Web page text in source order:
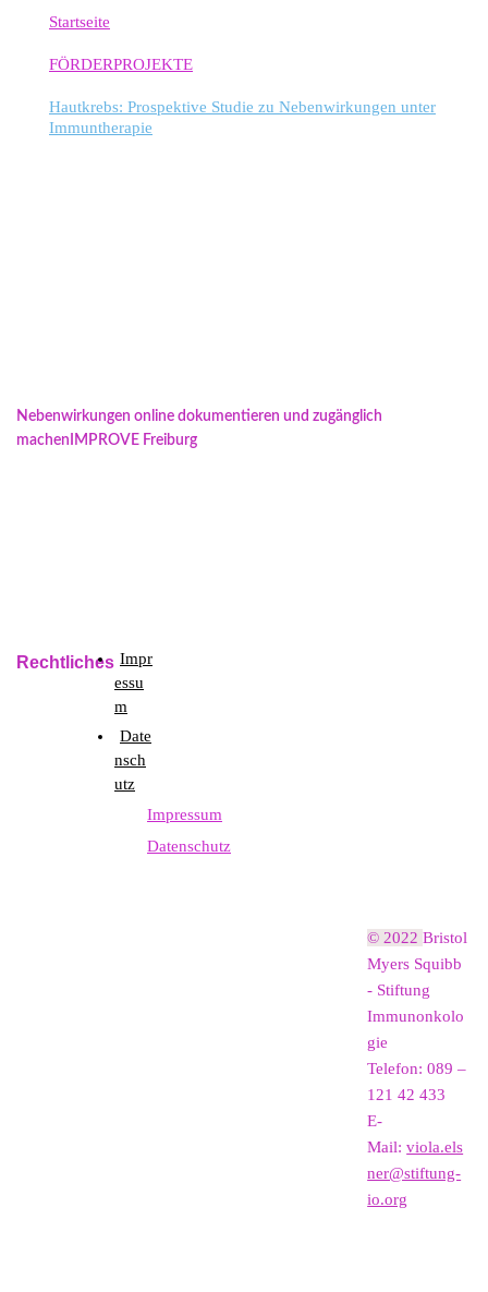
Startseite
FÖRDERPROJEKTE
Hautkrebs: Prospektive Studie zu Nebenwirkungen unter
Immuntherapie
Nebenwirkungen online dokumentieren und zugänglich
machen IMPROVE Freiburg
Rechtliches Impr
essu
m
Date
nsch
utz
Impressum
Datenschutz
© 2022Bristol
Myers Squibb
- Stiftung
Immunonkolo
gie
Telefon: 089 –
121 42 433
E-
Mail:viola.els
ner@stiftung-
io.org